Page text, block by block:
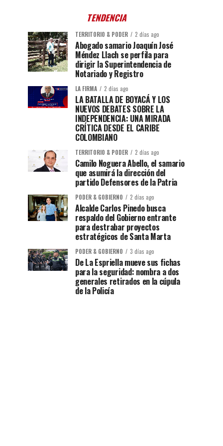
TENDENCIA
TERRITORIO & PODER 2 días ago
Abogado samario Joaquín José
Méndez Llach se perfila para
dirigir la Superintendencia de
Notariado y Registro
LA FIRMA 2 días ago
LA BATALLA DE BOYACÁ Y LOS
NUEVOS DEBATES SOBRE LA
INDEPENDENCIA: UNA MIRADA
CRÍTICA DESDE EL CARIBE
COLOMBIANO
TERRITORIO & PODER 2 días ago
Camilo Noguera Abello, el samario
que asumirá la dirección del
partido Defensores de la Patria
PODER & GOBIERNO 2 días ago
Alcalde Carlos Pinedo busca
respaldo del Gobierno entrante
para destrabar proyectos
estratégicos de Santa Marta
PODER & GOBIERNO 3 días ago
De La Espriella mueve sus fichas
para la seguridad: nombra a dos
generales retirados en la cúpula
de la Policía